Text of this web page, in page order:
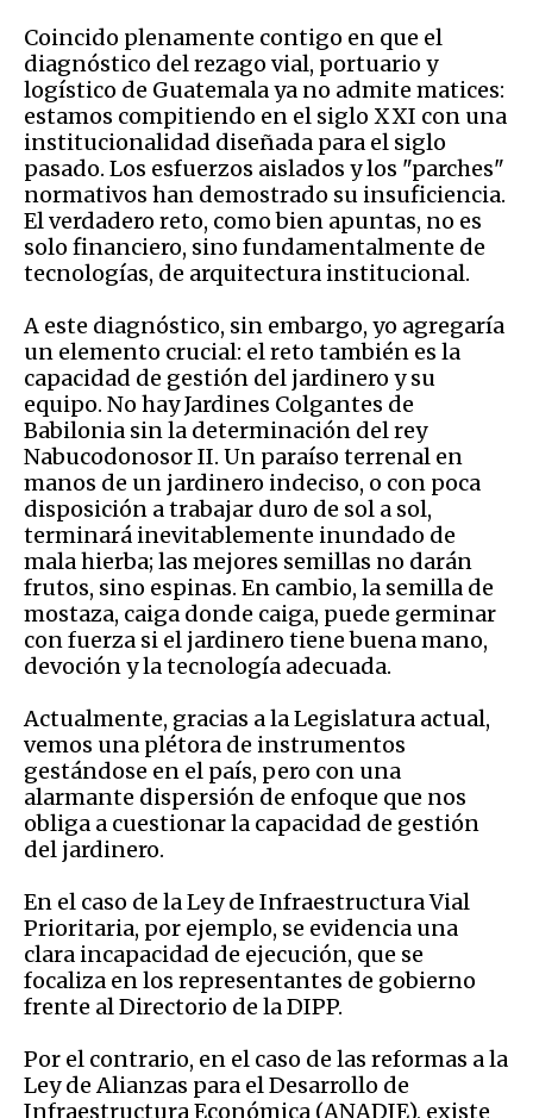
Coincido plenamente contigo en que el
diagnóstico del rezago vial, portuario y
logístico de Guatemala ya no admite matices:
estamos compitiendo en el siglo XXI con una
institucionalidad diseñada para el siglo
pasado. Los esfuerzos aislados y los "parches"
normativos han demostrado su insuficiencia.
El verdadero reto, como bien apuntas, no es
solo financiero, sino fundamentalmente de
tecnologías, de arquitectura institucional.
A este diagnóstico, sin embargo, yo agregaría
un elemento crucial: el reto también es la
capacidad de gestión del jardinero y su
equipo. No hay Jardines Colgantes de
Babilonia sin la determinación del rey
Nabucodonosor II. Un paraíso terrenal en
manos de un jardinero indeciso, o con poca
disposición a trabajar duro de sol a sol,
terminará inevitablemente inundado de
mala hierba; las mejores semillas no darán
frutos, sino espinas. En cambio, la semilla de
mostaza, caiga donde caiga, puede germinar
con fuerza si el jardinero tiene buena mano,
devoción y la tecnología adecuada.
Actualmente, gracias a la Legislatura actual,
vemos una plétora de instrumentos
gestándose en el país, pero con una
alarmante dispersión de enfoque que nos
obliga a cuestionar la capacidad de gestión
del jardinero.
En el caso de la Ley de Infraestructura Vial
Prioritaria, por ejemplo, se evidencia una
clara incapacidad de ejecución, que se
focaliza en los representantes de gobierno
frente al Directorio de la DIPP.
Por el contrario, en el caso de las reformas a la
Ley de Alianzas para el Desarrollo de
Infraestructura Económica (ANADIE), existe